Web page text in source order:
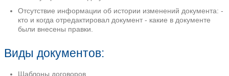
Сложная структура документов и, как
ошибок (ссылки на несуществующие
нумерация и пр.).
Сложность доступа к наборам